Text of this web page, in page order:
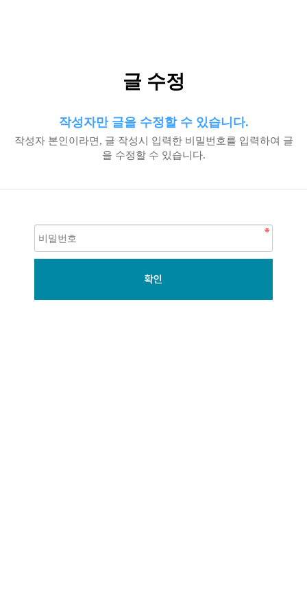
글 수정
작성자만 글을 수정할 수 있습니다.
작성자 본인이라면, 글 작성시 입력한 비밀번호를 입력하여 글
을 수정할 수 있습니다.